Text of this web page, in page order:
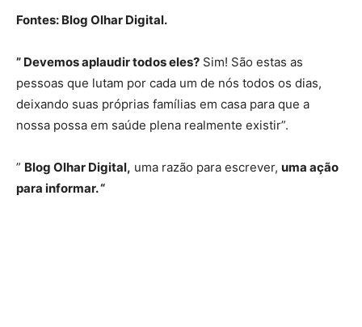
Fontes: Blog Olhar Digital.
” Devemos aplaudir todos eles? Sim! São estas as
pessoas que lutam por cada um de nós todos os dias,
deixando suas próprias famílias em casa para que a
nossa possa em saúde plena realmente existir”.
” Blog Olhar Digital, uma razão para escrever, uma ação
para informar. “